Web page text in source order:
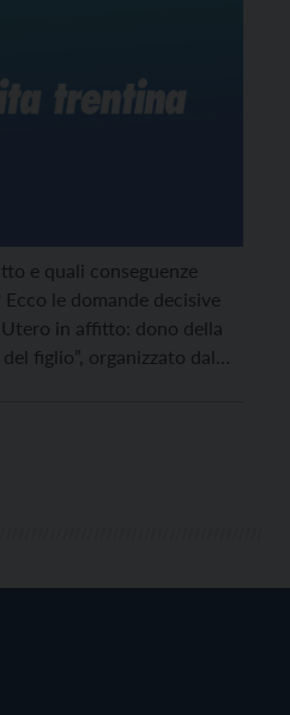
e quali conseguenze
le domande decisive
in affitto: dono della
figlio”, organizzato dal